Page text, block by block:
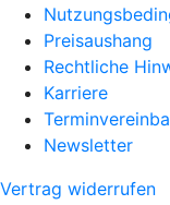
Preisaushang
Rechtliche
Karriere
Newsletter
Vertrag widerrufen